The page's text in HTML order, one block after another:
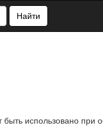
Найти
использовано при